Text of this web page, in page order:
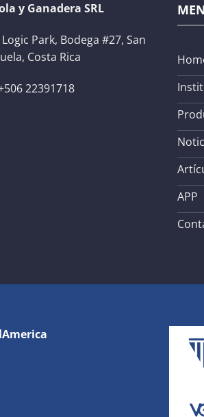
y Ganadera SRL
Logic Park, Bodega #27, San
Costa Rica
22391718
APP